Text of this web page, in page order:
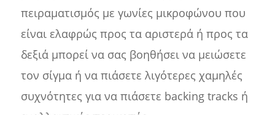
πειραματισμός με γωνίες μικροφώνου που
είναι ελαφρώς προς τα αριστερά ή προς τα
δεξιά μπορεί να σας βοηθήσει να μειώσετε
τον σίγμα ή να πιάσετε λιγότερες χαμηλές
συχνότητες για να πιάσετε backing tracks ή